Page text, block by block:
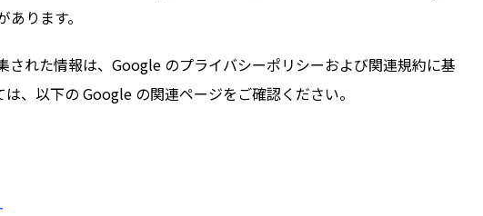
ります。
された情報は、Google のプライバシーポリシーおよび関連規約に基
、以下の Google の関連ページをご確認ください。